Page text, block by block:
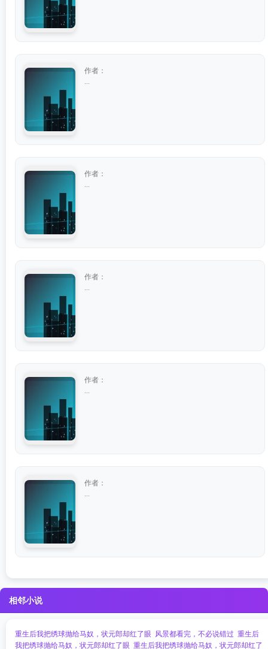
作者：
作者：
作者：
作者：
作者：
相邻小说
重生后我把绣球抛给马奴，状元郎却红了眼 风景都看完，不必说错过 重生后
我把绣球抛给马奴，状元郎却红了眼 重生后我把绣球抛给马奴，状元郎却红了